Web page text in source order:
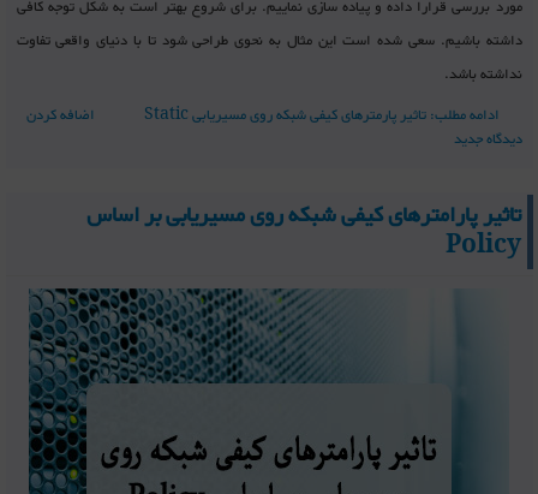
مورد بررسی قرارا داده و پیاده سازی نماییم. برای شروع بهتر است به شکل توجه کافی
داشته باشیم. سعی شده است این مثال به نحوی طراحی شود تا با دنیای واقعی تفاوت
نداشته باشد.
ادامه مطلب: تاثیر پارمترهای کیفی شبکه روی مسیریابی Static
اضافه کردن
دیدگاه جدید
تاثیر پارامترهای کیفی شبکه روی مسیریابی بر اساس
Policy